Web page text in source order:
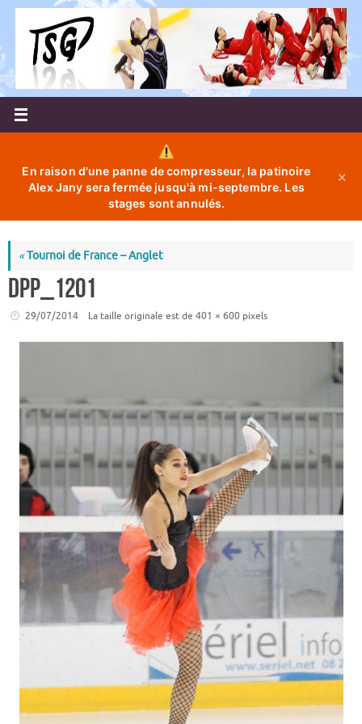
Passer
contenu
En raison d'une panne de compresseur, la patinoire
Alex Jany sera fermée jusqu'à mi-septembre. Les
stages sont annulés.
✕
«Tournoi de France – Anglet
DPP_1201
29/07/2014 La taille originale est de 401 × 600 pixels